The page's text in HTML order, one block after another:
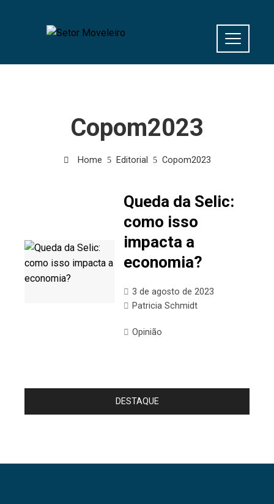
Copom2023
Home Editorial Copom2023
Queda da Selic:
como isso
impacta a
economia?
3 de agosto de 2023
Patricia Schmidt
Opinião
DESTAQUE